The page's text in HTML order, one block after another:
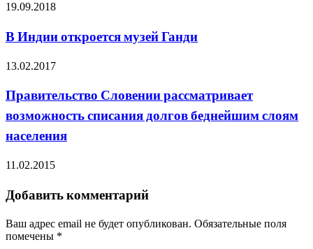
19.09.2018
В Индии откроется музей Ганди
13.02.2017
Правительство Словении рассматривает
возможность списания долгов беднейшим слоям
населения
11.02.2015
Добавить комментарий
Ваш адрес email не будет опубликован. Обязательные поля
помечены *